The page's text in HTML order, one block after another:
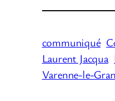
communiqué
Laurent Jacqua
Varenne-le-